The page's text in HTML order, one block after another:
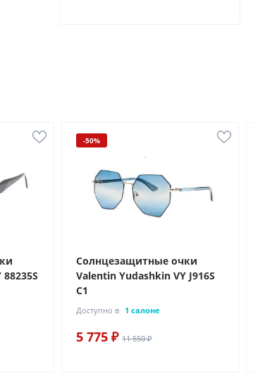
-50%
Солнцезащитные очки
Valentin Yudashkin VY J916S
C1
Доступно в 1 салоне
5 775 ₽ 11 550 ₽